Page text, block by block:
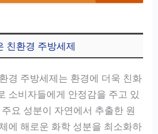
친환경 주방세제
경 주방세제는 환경에 더욱 친화
소비자들에게 안정감을 주고 있
요 성분이 자연에서 추출한 원
에 해로운 화학 성분을 최소화하